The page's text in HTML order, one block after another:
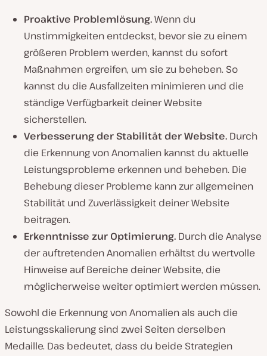
Proaktive Problemlösung.Wenn du
Unstimmigkeiten entdeckst, bevor sie zu einem
größeren Problem werden, kannst du sofort
Maßnahmen ergreifen, um sie zu beheben. So
kannst du die Ausfallzeiten minimieren und die
ständige Verfügbarkeit deiner Website
sicherstellen.
Verbesserung der Stabilität der Website. Durch
die Erkennung von Anomalien kannst du aktuelle
Leistungsprobleme erkennen und beheben. Die
Behebung dieser Probleme kann zur allgemeinen
Stabilität und Zuverlässigkeit deiner Website
beitragen.
Erkenntnisse zur Optimierung. Durch die Analyse
der auftretenden Anomalien erhältst du wertvolle
Hinweise auf Bereiche deiner Website, die
möglicherweise weiter optimiert werden müssen.
Sowohl die Erkennung von Anomalien als auch die
Leistungsskalierung sind zwei Seiten derselben
Medaille. Das bedeutet, dass du beide Strategien